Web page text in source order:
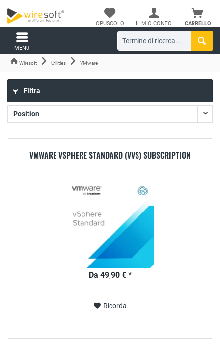
CARRELLO
OPUSCOLO IL MIO CONTO
MENU
Wiresoft Utilities VMware
Filtra
VMWARE VSPHERE STANDARD (VVS) SUBSCRIPTION
Da 49,90 € *
Ricorda